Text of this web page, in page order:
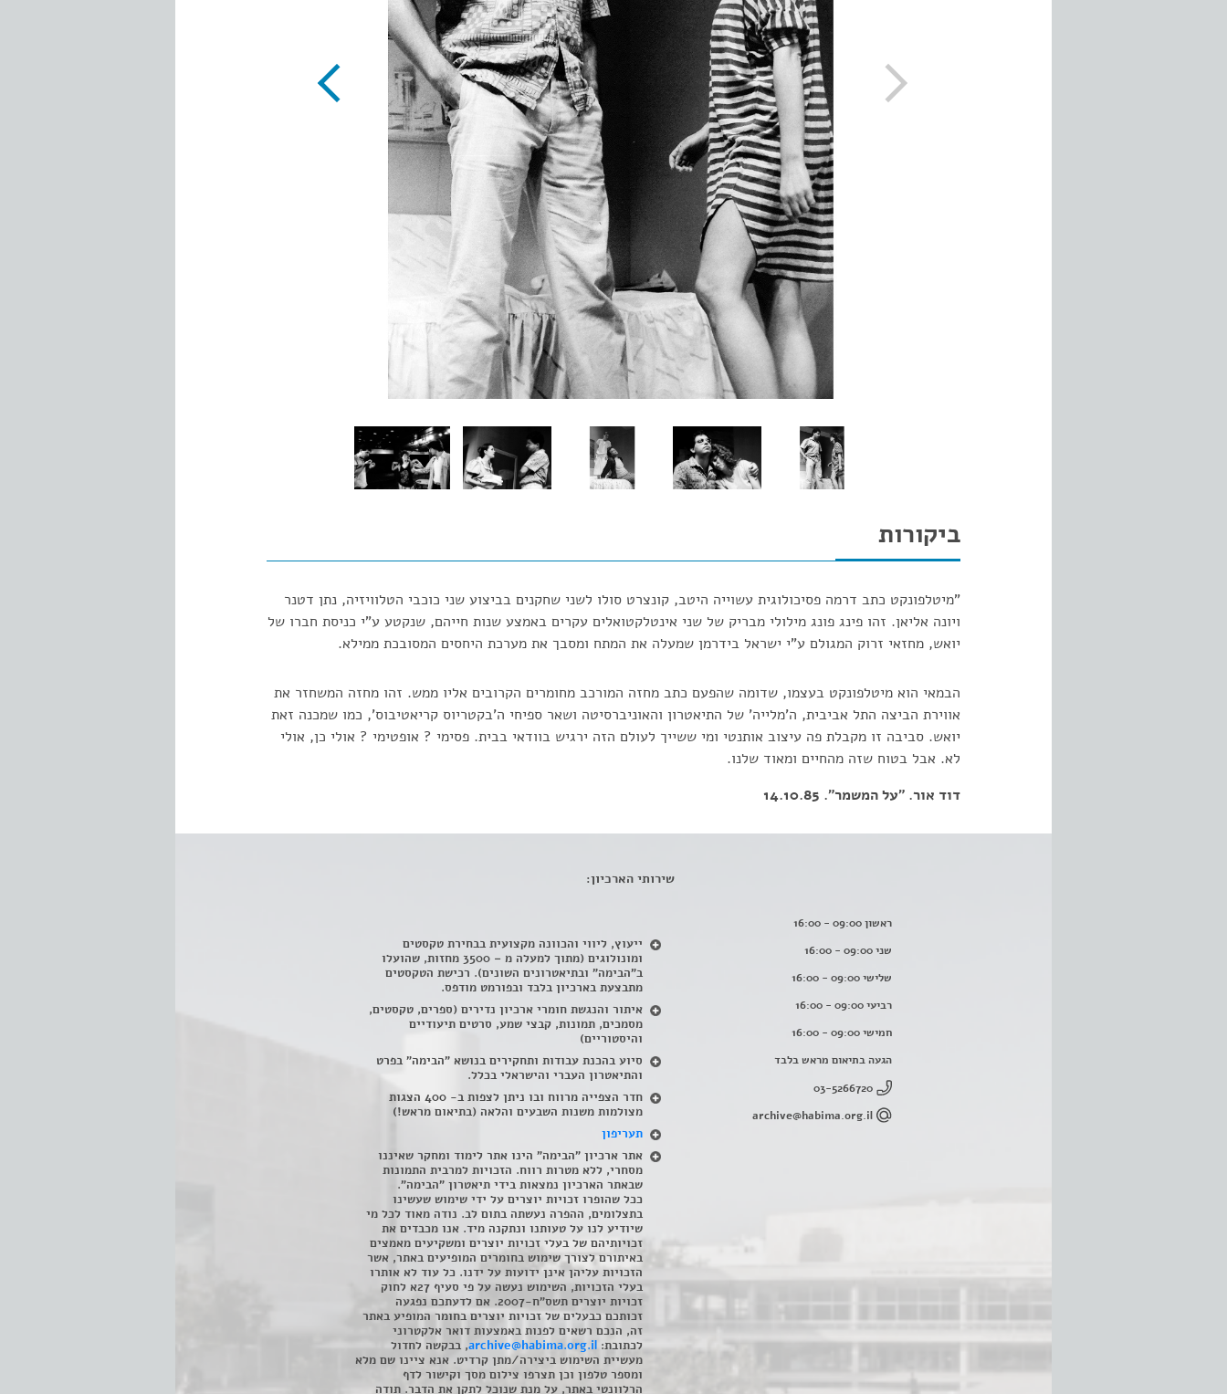
ביקורות
"מיטלפונקט כתב דרמה פסיכולוגית עשוייה היטב, קונצרט סולו לשני שחקנים בביצוע שני כוכבי הטלוויזיה, נתן דטנר
ויונה אליאן. זהו פינג פונג מילולי מבריק של שני אינטלקטואלים עקרים באמצע שנות חייהם, שנקטע ע"י כניסת חברו של
יואש, מחזאי זרוק המגולם ע"י ישראל בידרמן שמעלה את המתח ומסבך את מערכת היחסים המסובכת ממילא.
הבמאי הוא מיטלפונקט בעצמו, שדומה שהפעם כתב מחזה המורכב מחומרים הקרובים אליו ממש. זהו מחזה המשחזר את
אווירת הביצה התל אביבית, ה'מלייה' של התיאטרון והאוניברסיטה ושאר ספיחי ה'בקטריוס קריאטיבוס', כמו שמכנה זאת
יואש. סביבה זו מקבלת פה עיצוב אותנטי ומי ששייך לעולם הזה ירגיש בוודאי בבית. פסימי ? אופטימי ? אולי כן, אולי
לא. אבל בטוח שזה מהחיים ומאוד שלנו.
דוד אור. "על המשמר". 14.10.85
ראשון 09:00 - 16:00
שני 09:00 - 16:00
שלישי 09:00 - 16:00
רביעי 09:00 - 16:00
חמישי 09:00 - 16:00
הגעה בתיאום מראש בלבד
03-5266720
archive@habima.org.il
שירותי הארכיון:
ייעוץ, ליווי והכוונה מקצועית בבחירת טקסטים
ומונולוגים (מתוך למעלה מ – 3500 מחזות, שהועלו
ב"הבימה" ובתיאטרונים השונים). רכישת הטקסטים
מתבצעת בארכיון בלבד ובפורמט מודפס.
איתור והנגשת חומרי ארכיון נדירים (ספרים, טקסטים,
מסמכים, תמונות, קבצי שמע, סרטים תיעודיים
והיסטוריים)
סיוע בהכנת עבודות ותחקירים בנושא "הבימה" בפרט
והתיאטרון העברי והישראלי בכלל.
חדר הצפייה מרווח ובו ניתן לצפות ב- 400 הצגות
מצולמות משנות השבעים והלאה (בתיאום מראש!)
תעריפון
אתר ארכיון "הבימה" הינו אתר לימוד ומחקר שאיננו
מסחרי, ללא מטרות רווח. הזכויות למרבית התמונות
שבאתר הארכיון נמצאות בידי תיאטרון "הבימה".
ככל שהופרו זכויות יוצרים על ידי שימוש שעשינו
בתצלומים, ההפרה נעשתה בתום לב. נודה מאוד לכל מי
שיודיע לנו על טעותנו ונתקנה מיד. אנו מכבדים את
זכויותיהם של בעלי זכויות יוצרים ומשקיעים מאמצים
באיתורם לצורך שימוש בחומרים המופיעים באתר, אשר
הזכויות עליהן אינן ידועות על ידנו. כל עוד לא אותרו
בעלי הזכויות, השימוש נעשה על פי סעיף 27א לחוק
זכויות יוצרים תשס"ח-2007. אם לדעתכם נפגעה
זכותכם כבעלים של זכויות יוצרים בחומר המופיע באתר
זה, הנכם רשאים לפנות באמצעות דואר אלקטרוני
לכתובת: archive@habima.org.il, בבקשה לחדול
מעשיית השימוש ביצירה/מתן קרדיט. אנא ציינו שם מלא
ומספר טלפון וכן תצרפו צילום מסך וקישור לדף
הרלוונטי באתר, על מנת שנוכל לתקן את הדבר. תודה